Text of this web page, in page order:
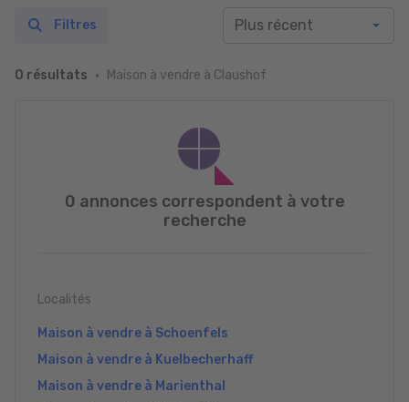
0 résultats Maison à vendre à Claushof
Filtres
0 annonces correspondent à votre
recherche
Localités
Maison à vendre à Schoenfels
Maison à vendre à Kuelbecherhaff
Maison à vendre à Marienthal